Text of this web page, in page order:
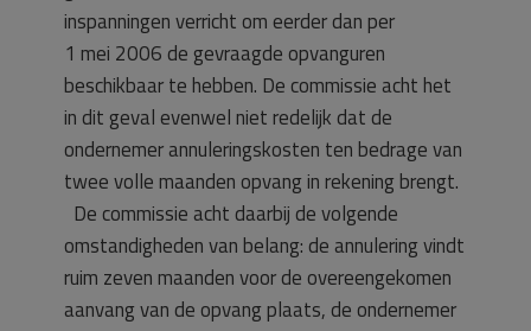
inspanningen verricht om eerder dan per
1 mei 2006 de gevraagde opvanguren
beschikbaar te hebben. De commissie acht het
in dit geval evenwel niet redelijk dat de
ondernemer annuleringskosten ten bedrage van
twee volle maanden opvang in rekening brengt.
De commissie acht daarbij de volgende
omstandigheden van belang: de annulering vindt
ruim zeven maanden voor de overeengekomen
aanvang van de opvang plaats, de ondernemer